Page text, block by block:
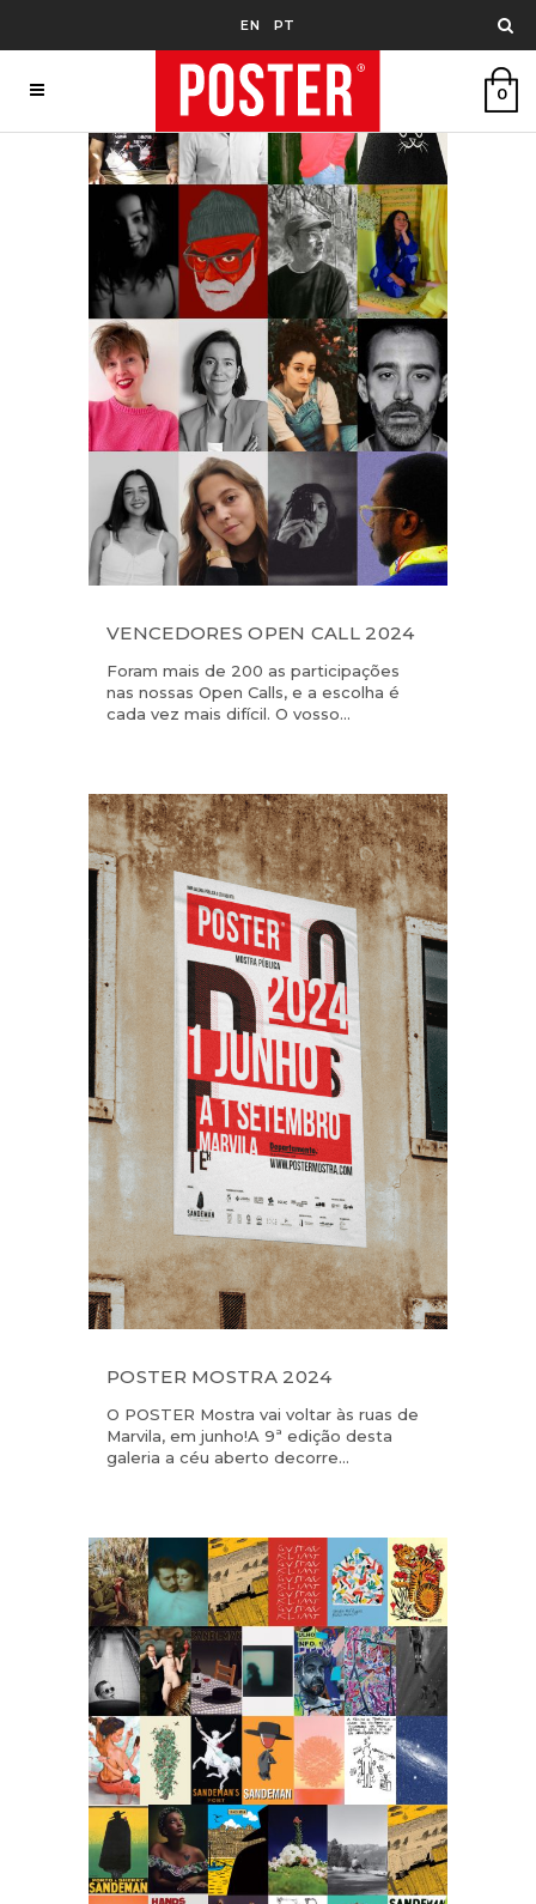
EN PT
0
VENCEDORES OPEN CALL 2024
Foram mais de 200 as participações
nas nossas Open Calls, e a escolha é
cada vez mais difícil. O vosso...
POSTER MOSTRA 2024
O POSTER Mostra vai voltar às ruas de
Marvila, em junho!​ A 9ª edição desta
galeria a céu aberto decorre...